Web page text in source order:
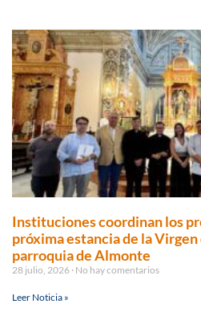
Instituciones coordinan los
próxima estancia de la Virgen
parroquia de Almonte
28 julio, 2026 No hay comentarios
Leer Noticia »